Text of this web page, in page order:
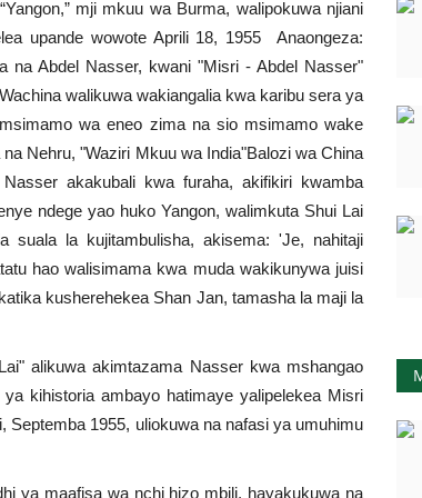
mji mkuu wa Burma, walipokuwa njiani
upande wowote Aprili 18, 1955 Anaongeza:
na Abdel Nasser, kwani "Misri - Abdel Nasser"
walikuwa wakiangalia kwa karibu sera ya
wa eneo zima na sio msimamo wake
Nehru, "Waziri Mkuu wa India"Balozi wa China
akakubali kwa furaha, akifikiri kwamba
ndege yao huko Yangon, walimkuta Shui Lai
suala la kujitambulisha, akisema: 'Je, nahitaji
hao walisimama kwa muda wakikunywa juisi
kusherehekea Shan Jan, tamasha la maji la
alikuwa akimtazama Nasser kwa mshangao
kihistoria ambayo hatimaye yalipelekea Misri
1955, uliokuwa na nafasi ya umuhimu
ya maafisa wa nchi hizo mbili, hayakukuwa na